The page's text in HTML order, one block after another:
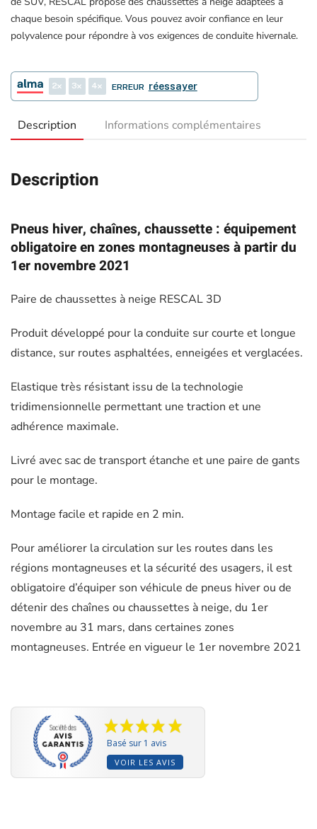
chaque besoin spécifique. Vous pouvez avoir confiance en leur
polyvalence pour répondre à vos exigences de conduite hivernale.
2 3 4 ERREUR réessayer
Description Informations complémentaires
Description
Pneus hiver, chaînes, chaussette : équipement
obligatoire en zones montagneuses à partir du
1er novembre 2021
Paire de chaussettes à neige RESCAL 3D
Produit développé pour la conduite sur courte et longue
distance, sur routes asphaltées, enneigées et verglacées.
Elastique très résistant issu de la technologie
tridimensionnelle permettant une traction et une
adhérence maximale.
Livré avec sac de transport étanche et une paire de gants
pour le montage.
Montage facile et rapide en 2 min.
Pour améliorer la circulation sur les routes dans les
régions montagneuses et la sécurité des usagers, il est
obligatoire d’équiper son véhicule de pneus hiver ou de
détenir des chaînes ou chaussettes à neige, du 1er
novembre au 31 mars, dans certaines zones
montagneuses. Entrée en vigueur le 1er novembre 2021
Basé sur 1 avis
VOIR LES AVIS